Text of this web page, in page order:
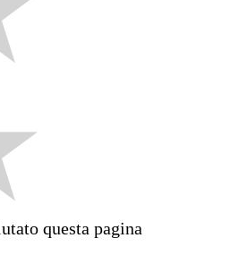
questa pagina